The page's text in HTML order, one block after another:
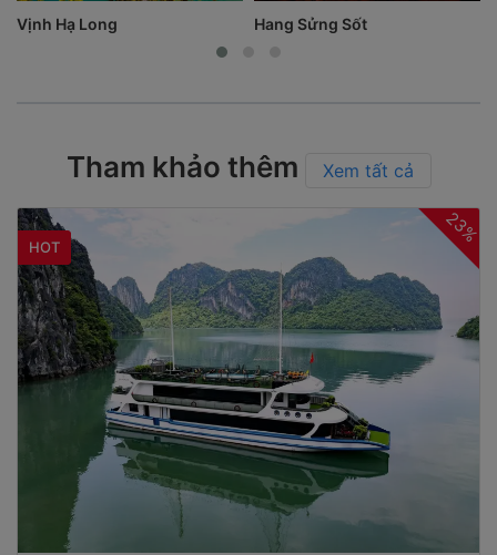
Vịnh Hạ Long Hang Sửng Sốt
Tham khảo thêm Xem tất cả
23%
HOT